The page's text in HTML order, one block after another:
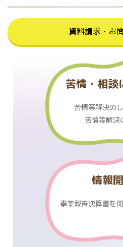
資料請求・お
苦情・相談
苦情等解決の
苦情等解決
情報
事業報告決算書を